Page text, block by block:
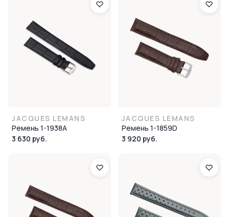
JACQUES LEMANS
Ремень 1-1938A
3 630 руб.
JACQUES LEMANS
Ремень 1-1859D
3 920 руб.